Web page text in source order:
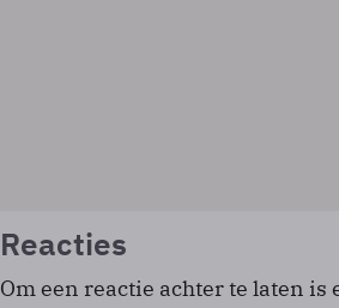
Reacties
Om een reactie achter te laten is